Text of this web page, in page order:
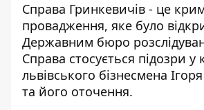
Справа Гринкевичів - це
провадження, яке було
Державним бюро
Справа стосується підозри у
львівського бізнесмена
та його оточення.